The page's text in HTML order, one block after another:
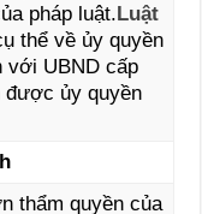
pháp luật.Luật
thể về ủy quyền
với UBND cấp
ủy quyền
thẩm quyền của